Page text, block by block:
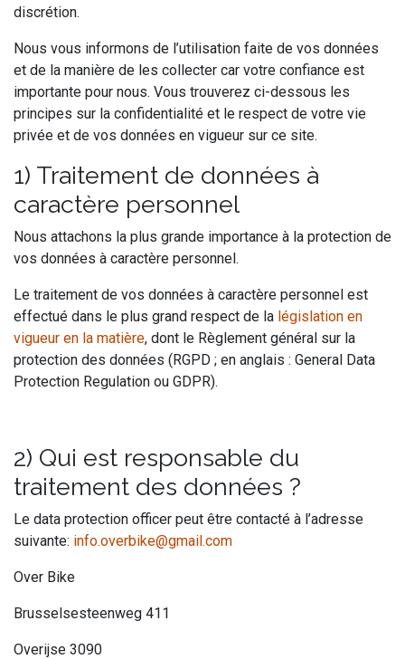
discrétion.
Nous vous informons de l’utilisation faite de vos données
et de la manière de les collecter car votre confiance est
importante pour nous. Vous trouverez ci-dessous les
principes sur la confidentialité et le respect de votre vie
privée et de vos données en vigueur sur ce site.
1) Traitement de données à
caractère personnel
Nous attachons la plus grande importance à la protection de
vos données à caractère personnel.
Le traitement de vos données à caractère personnel est
effectué dans le plus grand respect de la législation en
vigueur en la matière, dont le Règlement général sur la
protection des données (RGPD ; en anglais : General Data
Protection Regulation ou GDPR).
2) Qui est responsable du
traitement des données ?
Le data protection officer peut être contacté à l’adresse
suivante: info.overbike@gmail.com
Over Bike
Brusselsesteenweg 411
Overijse 3090